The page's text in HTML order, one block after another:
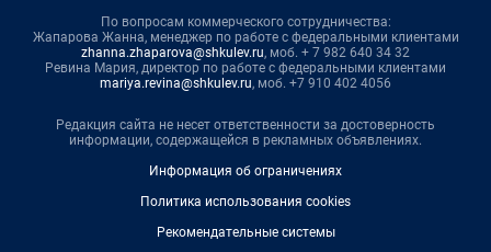
По вопросам коммерческого сотрудничества:
Жапарова Жанна, менеджер по работе с федеральными клиентами
zhanna.zhaparova@shkulev.ru, моб. + 7 982 640 34 32
Ревина Мария, директор по работе с федеральными клиентами
mariya.revina@shkulev.ru, моб. +7 910 402 4056
Редакция сайта не несет ответственности за достоверность
информации, содержащейся в рекламных объявлениях.
Информация об ограничениях
Политика использования cookies
Рекомендательные системы